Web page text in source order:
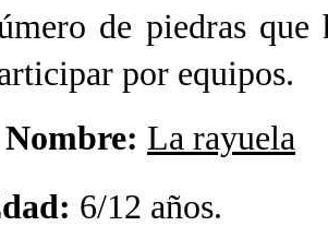
de piedras que
por equipos.
La rayuela
6/12 años.